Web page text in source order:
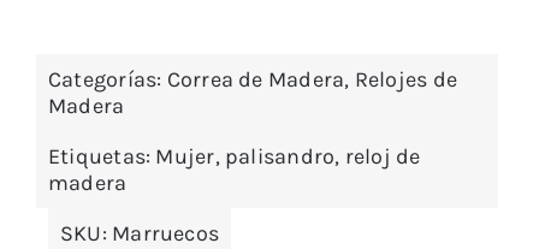
Categorías: Correa de Madera, Relojes de
Madera
Etiquetas: Mujer, palisandro, reloj de
madera
SKU: Marruecos